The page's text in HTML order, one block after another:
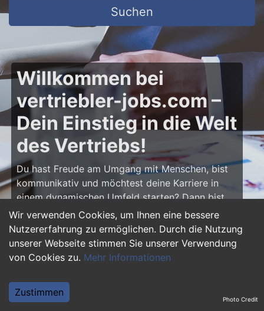
Wir verwenden Cookies, um Ihnen eine bessere
Nutzererfahrung zu ermöglichen. Durch die Nutzung
unserer Webseite stimmen Sie unserer Verwendung
von Cookies zu. Mehr Informationen
Zustimmen
Suchen
Willkommen bei
vertriebler-jobs.com –
Dein Einstieg in die Welt
des Vertriebs!
Du hast Freude am Umgang mit Menschen, bist
kommunikativ und möchtest deine Karriere in
einem dynamischen Umfeld starten? Dann bist
du aufvertriebler-jobs.comgenau richtig! Hier
findest du zahlreiche Ausbildungsplätze und
Einstiegsjobs im Vertrieb – von klassischen
Vertriebspositionen über Außendienst bis hin zu
Vertriebler und entwickle deine Talente!
Photo Credit